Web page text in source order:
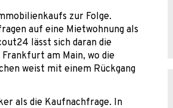
zur Folge.
auf eine Mietwohnung als
lässt sich daran die
am Main, wo die
weist mit einem Rückgang
als die Kaufnachfrage. In